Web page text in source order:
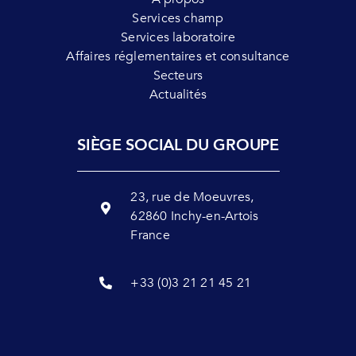
Services champ
Services laboratoire
Affaires réglementaires et consultance
Secteurs
Actualités
SIÈGE SOCIAL DU GROUPE
23, rue de Moeuvres,
62860 Inchy-en-Artois
France
+33 (0)3 21 21 45 21